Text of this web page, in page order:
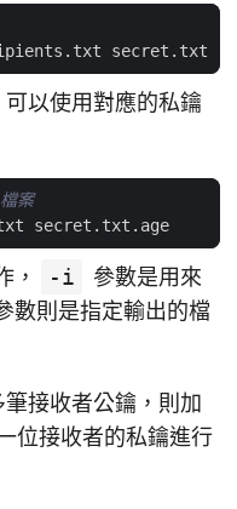
以使用對應的私鑰
案
， -i
參數是用來
數則是指定輸出的檔
接收者公鑰，則加
位接收者的私鑰進行